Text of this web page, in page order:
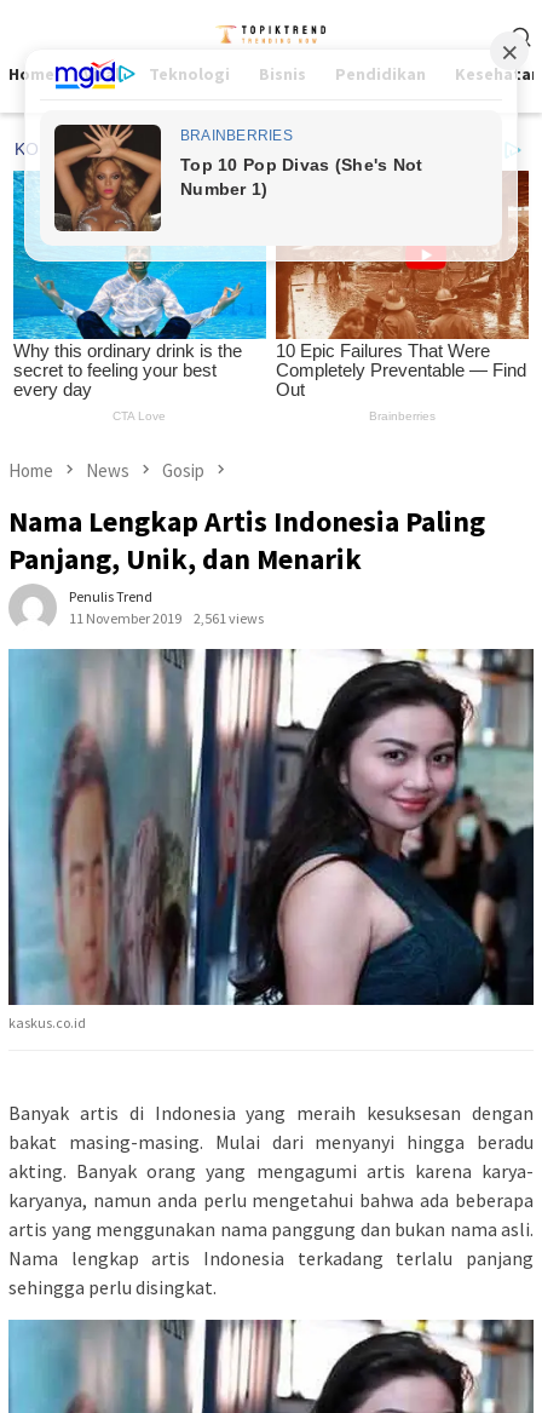
contentMenu
Home Viral Teknologi Bisnis Pendidikan Kesehatan
Home News Gosip
Nama Lengkap Artis Indonesia Paling
Panjang, Unik, dan Menarik
Penulis Trend
11 November 2019
2,561 views
kaskus.co.id
Banyak artis di Indonesia yang meraih kesuksesan dengan
bakat masing-masing. Mulai dari menyanyi hingga beradu
akting. Banyak orang yang mengagumi artis karena karya-
karyanya, namun anda perlu mengetahui bahwa ada beberapa
artis yang menggunakan nama panggung dan bukan nama asli.
Nama lengkap artis Indonesia terkadang terlalu panjang
sehingga perlu disingkat.